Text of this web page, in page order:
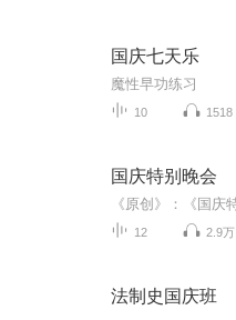
国庆七天乐
魔性早功练习
10 1518
国庆特别晚会
12 2.9万
法制史国庆班